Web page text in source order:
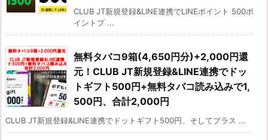
CLUB JT新規登録&LINE連携でLINEポイント 500ポ
イントプ ...
無料タバコ9箱(4,650円分)+2,000円還
元！CLUB JT新規登録&LINE連携でドッ
トギフト500円+無料タバコ読み込みで1,
500円、合計2,000円
CLUB JT新規登録&LINE連携でドットギフト500円、そしてプラス ...